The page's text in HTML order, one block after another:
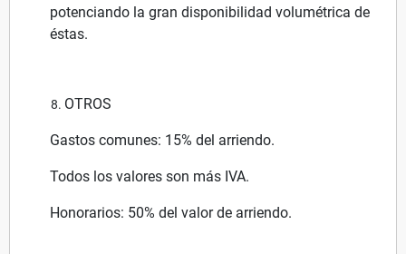
potenciando la gran disponibilidad volumétrica de
éstas.
OTROS
Gastos comunes: 15% del arriendo.
Todos los valores son más IVA.
Honorarios: 50% del valor de arriendo.